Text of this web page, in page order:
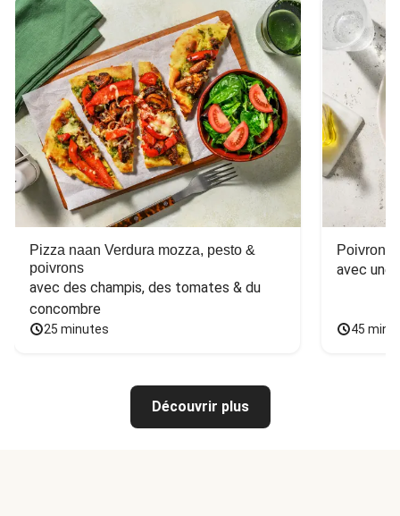
Pizza naan Verdura mozza, pesto &
poivrons
avec des champis, des tomates & du
concombre
25 minutes
Poivron
avec une
45
Découvrir plus